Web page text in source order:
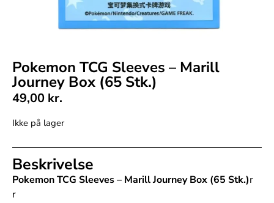
Pokemon TCG Sleeves – Marill
Journey Box (65 Stk.)
49,00 kr.
Ikke på lager
Beskrivelse
Pokemon TCG Sleeves – Marill Journey Box (65 Stk.)r
r